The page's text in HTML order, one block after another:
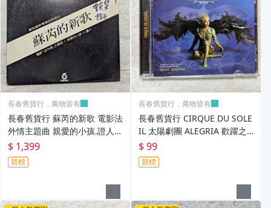
長春舊貨行，萬物皆有
長春舊貨行 蘇芮的新歌 電影法
外情主題曲 親愛的小孩.證人
試聽片 飛碟唱片 非復刻版 黑
膠唱片 (Z347)
$ 1,399
競標
長春舊貨行，萬物皆有
長春舊貨行 CIRQUE DU SOLE
IL 太陽劇團 ALEGRIA 歡躍之
旅 CD (Z345)
$ 99
競標